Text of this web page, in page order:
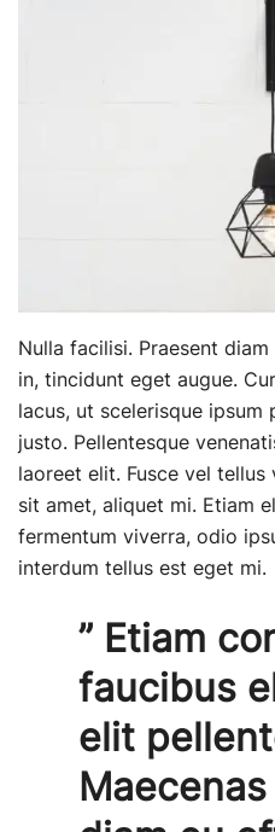
Nulla facilisi. Praesent
in, tincidunt eget augue.
lacus, ut scelerisque
justo. Pellentesque
laoreet elit. Fusce vel
sit amet, aliquet mi. Etiam
fermentum viverra, odio
interdum tellus est eget mi.
” Etiam
faucibus
elit